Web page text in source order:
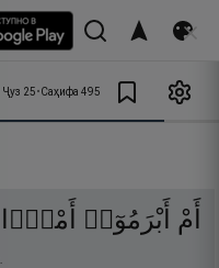
Ҷуз 25•Саҳифа 495
أَمْ أَبْرَمُوٓا۟ أَمْرًۭا